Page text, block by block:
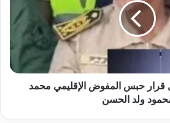
قرار حبس المفوض الإقليمي محمد
ولد الحسن